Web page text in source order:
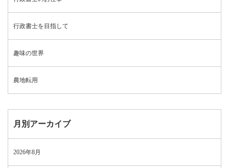
行政書士を目指して
趣味の世界
農地転用
月別アーカイブ
2026年8月